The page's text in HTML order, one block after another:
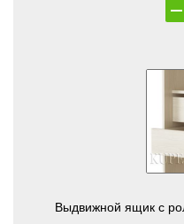
Выдвижной ящик с